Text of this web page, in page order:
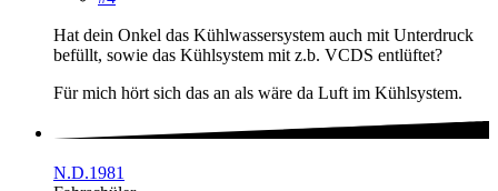
Hat dein Onkel das Kühlwassersystem auch mit Unterdruck
befüllt, sowie das Kühlsystem mit z.b. VCDS entlüftet?
Für mich hört sich das an als wäre da Luft im Kühlsystem.
N.D.1981